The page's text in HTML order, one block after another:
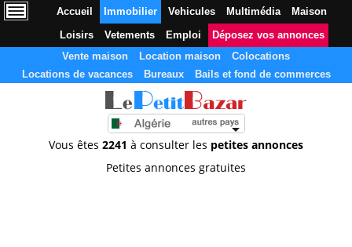
Accueil Immobilier Vehicules Multimédia
Maison
Loisirs
Vetements Emploi
Déposez vos annonces
Vente maison
Location maison
Colocations
Locations de vacances
Bureaux Bails et fond de commerces
Vous êtes 2241 à consulter les petites annonces
Petites annonces gratuites